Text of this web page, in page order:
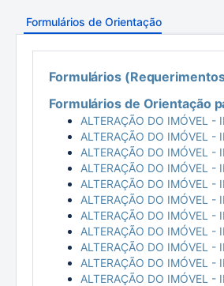
Formulários de Orientação
Formulários
Formulários de Orientação
ALTERAÇÃO DO IMÓVEL
ALTERAÇÃO DO IMÓVEL
ALTERAÇÃO DO IMÓVEL
ALTERAÇÃO DO IMÓVEL
ALTERAÇÃO DO IMÓVEL
ALTERAÇÃO DO IMÓVEL
ALTERAÇÃO DO IMÓVEL
ALTERAÇÃO DO IMÓVEL
ALTERAÇÃO DO IMÓVEL
ALTERAÇÃO DO IMÓVEL
ALTERAÇÃO DO IMÓVEL